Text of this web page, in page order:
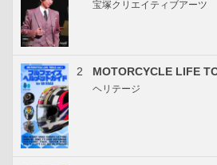
宝塚クリエイティブアーツ
2 MOTORCYCLE LIFE
ヘリテージ